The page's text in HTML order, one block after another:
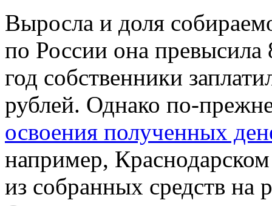
Выросла и доля
по России она
год собственники
рублей. Однако по-
освоения полученных
например,
из собранных средств на